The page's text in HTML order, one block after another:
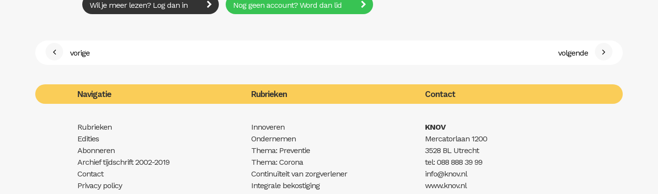
Wil je meer lezen? Log dan in Nog geen account? Word dan lid
vorige volgende
Navigatie Rubrieken Contact
Rubrieken
Edities
Abonneren
Archief tijdschrift 2002-2019
Contact
Privacy policy
Innoveren
Ondernemen
Thema: Preventie
Thema: Corona
Continuïteit van zorgverlener
Integrale bekostiging
KNOV
Mercatorlaan 1200
3528 BL Utrecht
tel: 088 888 39 99
info@knov.nl
www.knov.nl